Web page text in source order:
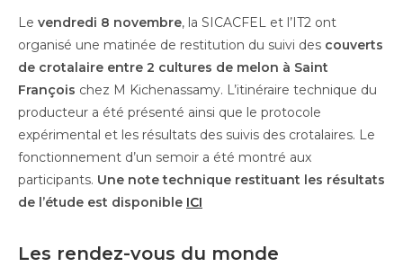
Le vendredi 8 novembre, la SICACFEL et l’IT2 ont
organisé une matinée de restitution du suivi des couverts
de crotalaire entre 2 cultures de melon à Saint
François chez M Kichenassamy. L’itinéraire technique du
producteur a été présenté ainsi que le protocole
expérimental et les résultats des suivis des crotalaires. Le
fonctionnement d’un semoir a été montré aux
participants. Une note technique restituant les résultats
de l’étude est disponible ICI
Les rendez-vous du monde